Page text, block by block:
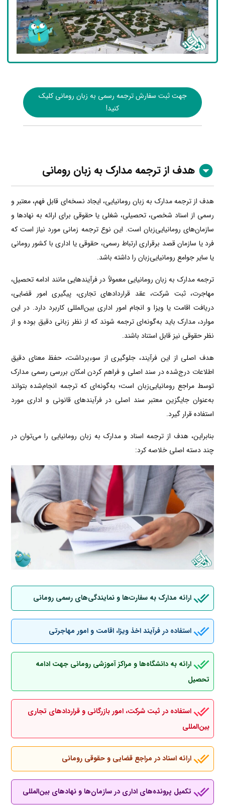
جهت ثبت سفارش ترجمه رسمی به زبان رومانی کلیک
کنید!
هدف از ترجمه مدارک به زبان رومانی
هدف از ترجمه مدارک به زبان رومانیایی، ایجاد نسخه‌ای قابل فهم، معتبر و
رسمی از اسناد شخصی، تحصیلی، شغلی یا حقوقی برای ارائه به نهادها و
سازمان‌های رومانیایی‌زبان است. این نوع ترجمه زمانی مورد نیاز است که
فرد یا سازمان قصد برقراری ارتباط رسمی، حقوقی یا اداری با کشور رومانی
یا سایر جوامع رومانیایی‌زبان را داشته باشد.
ترجمه مدارک به زبان رومانیایی معمولاً در فرآیندهایی مانند ادامه تحصیل،
مهاجرت، ثبت شرکت، عقد قراردادهای تجاری، پیگیری امور قضایی،
دریافت اقامت یا ویزا و انجام امور اداری بین‌المللی کاربرد دارد. در این
موارد، مدارک باید به‌گونه‌ای ترجمه شوند که از نظر زبانی دقیق بوده و از
نظر حقوقی نیز قابل استناد باشند.
هدف اصلی از این فرآیند، جلوگیری از سوءبرداشت، حفظ معنای دقیق
اطلاعات درج‌شده در سند اصلی و فراهم کردن امکان بررسی رسمی مدارک
توسط مراجع رومانیایی‌زبان است؛ به‌گونه‌ای که ترجمه انجام‌شده بتواند
به‌عنوان جایگزین معتبر سند اصلی در فرآیندهای قانونی و اداری مورد
استفاده قرار گیرد.
بنابراین، هدف از ترجمه اسناد و مدارک به زبان رومانیایی را می‌توان در
چند دسته اصلی خلاصه کرد:
ارائه مدارک به سفارت‌ها و نمایندگی‌های رسمی رومانی
استفاده در فرآیند اخذ ویزا، اقامت و امور مهاجرتی
ارائه به دانشگاه‌ها و مراکز آموزشی رومانی جهت ادامه
تحصیل
استفاده در ثبت شرکت، امور بازرگانی و قراردادهای تجاری
بین‌المللی
ارائه اسناد در مراجع قضایی و حقوقی رومانی
تکمیل پرونده‌های اداری در سازمان‌ها و نهادهای بین‌المللی